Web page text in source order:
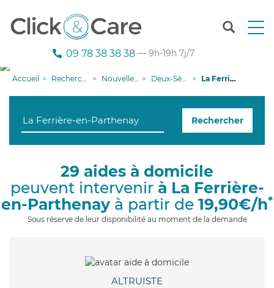
T
n
g
i
o
n
09 78 38 38 38 — 9h-19h 7j/7
Accueil Recherche aide à domicile Nouvelle-Aquitaine Deux-Sèvres La Ferrière-en-Parthenay
Rechercher
29 aides à domicile
peuvent intervenir à La Ferrière-
en-Parthenay à partir de 19,90€/h*
Sous réserve de leur disponibilité au moment de la demande
ALTRUISTE